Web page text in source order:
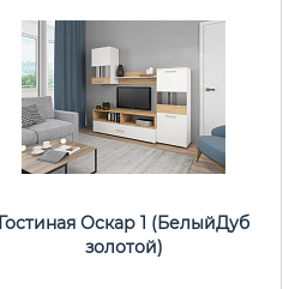
Гостиная Оскар 1 (БелыйДуб
золотой)